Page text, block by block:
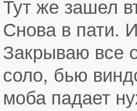
Тут же зашел
Снова в пати.
Закрываю все
соло, бью
моба падает